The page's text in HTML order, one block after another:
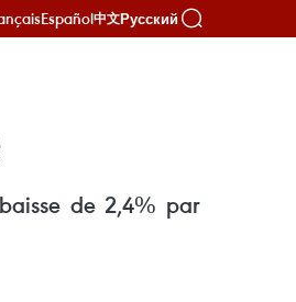
Español中文Русский
de 2,4% par